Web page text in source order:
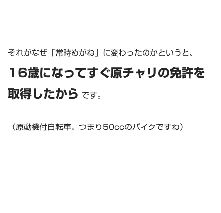
それがなぜ「常時めがね」に変わったのかというと、
16歳になってすぐ原チャリの免許を
取得したから です。
（原動機付自転車。つまり50ccのバイクですね）